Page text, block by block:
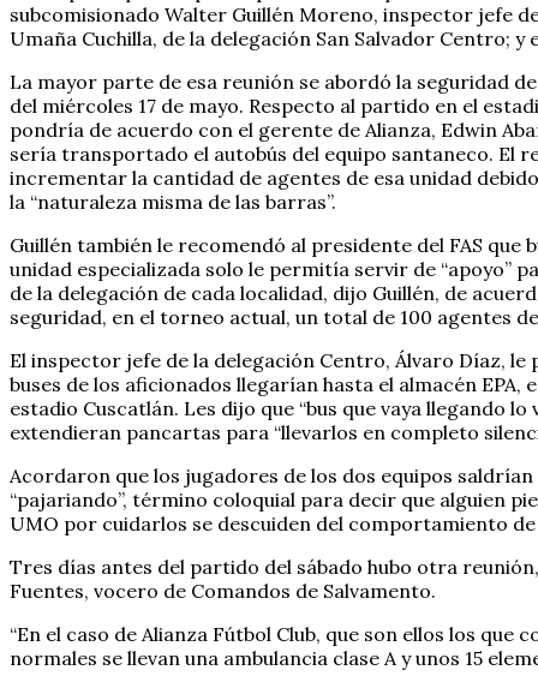
subcomisionado Walter Guillén Moreno, inspector jefe
Umaña Cuchilla, de la delegación San Salvador Centro;
La mayor parte de esa reunión se abordó la seguridad
del miércoles 17 de mayo. Respecto al partido en el
pondría de acuerdo con el gerente de Alianza, Edwin
sería transportado el autobús del equipo santaneco. El
incrementar la cantidad de agentes de esa unidad
la “naturaleza misma de las barras”.
Guillén también le recomendó al presidente del FAS que
unidad especializada solo le permitía servir de “apoyo”
de la delegación de cada localidad, dijo Guillén, de
seguridad, en el torneo actual, un total de 100 agentes
El inspector jefe de la delegación Centro, Álvaro Díaz,
buses de los aficionados llegarían hasta el almacén
estadio Cuscatlán. Les dijo que “bus que vaya llegando
extendieran pancartas para “llevarlos en completo
Acordaron que los jugadores de los dos equipos
“pajariando”, término coloquial para decir que alguien
UMO por cuidarlos se descuiden del comportamiento
Tres días antes del partido del sábado hubo otra
Fuentes, vocero de Comandos de Salvamento.
“En el caso de Alianza Fútbol Club, que son ellos los
normales se llevan una ambulancia clase A y unos 15